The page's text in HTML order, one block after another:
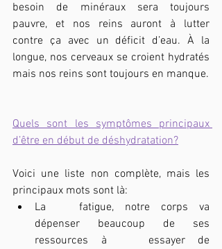
besoin de minéraux sera toujours
pauvre, et nos reins auront à lutter
contre ça avec un déficit d’eau. À la
longue, nos cerveaux se croient hydratés
mais nos reins sont toujours en manque.
Quels sont les symptômes principaux
d’être en début de déshydratation?
Voici une liste non complète, mais les
principaux mots sont là:
La 	fatigue, notre corps va
dépenser beaucoup de ses
ressources à 	essayer de